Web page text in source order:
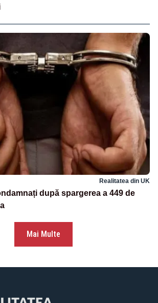
Realitatea din UK
după spargerea a 449 de
Mai Multe